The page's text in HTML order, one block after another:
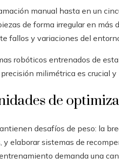
manual hasta en un
de forma irregular en más
fallos y variaciones del
robóticos entrenados de
milimétrica es crucial
de
desafíos de peso: la
elaborar sistemas de
demanda una